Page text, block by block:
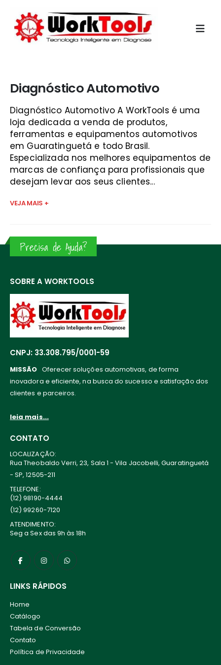
Diagnóstico Automotivo
Diagnóstico Automotivo A WorkTools é uma
loja dedicada a venda de produtos,
ferramentas e equipamentos automotivos
em Guaratinguetá e todo Brasil.
Especializada nos melhores equipamentos de
marcas de confiança para profissionais que
desejam levar aos seus clientes...
VEJA MAIS +
Precisa de Ajuda?
SOBRE A WORKTOOLS
CNPJ: 33.308.795/0001-59
MISSÃO Oferecer soluções automotivas, de forma
inovadora e eficiente, na busca do sucesso e satisfação dos
clientes e parceiros.
leia mais...
CONTATO
LOCALIZAÇÃO:
Rua Theobaldo Verri, 23, Sala 1 - Vila Jacobelli, Guaratinguetá
- SP, 12505-211
TELEFONE:
(12) 98190-4444
(12) 99260-7120
ATENDIMENTO:
Seg a Sex das 9h às 18h
LINKS RÁPIDOS
Home
Catálogo
Tabela de Conversão
Contato
Política de Privacidade